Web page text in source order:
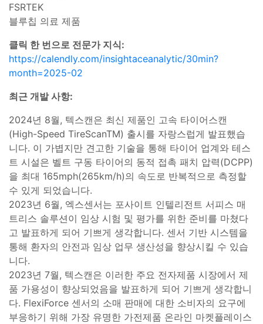
FSRTEK
블루칩 의료 제품
클릭 한 번으로 전문가 지식:
https://calendly.com/insightaceanalytic/30min?
month=2025-02
최근 개발 사항:
2024년 8월, 텍스캔은 최신 제품인 고속 타이어스캔
(High-Speed TireScanTM) 출시를 자랑스럽게 발표했습
니다. 이 가볍지만 견고한 기술을 통해 타이어 업계와 테스
트 시설은 벨트 구동 타이어의 동적 접촉 패치 압력(DCPP)
을 최대 165mph(265km/h)의 속도로 반복적으로 측정할
수 있게 되었습니다.
2023년 6월, 엑스센서는 포사이트 인텔리전트 서피스 매
트리스 솔루션이 임상 시험 및 평가를 위한 준비를 마쳤다
고 발표하게 되어 기쁘게 생각합니다. 센서 기반 시스템을
통해 환자의 안전과 임상 업무 생산성을 향상시킬 수 있습
니다.
2023년 7월, 텍스캔은 이러한 주요 전자제품 시장에서 제
품 가용성이 향상되었음을 발표하게 되어 기쁘게 생각합니
다. FlexiForce 센서의 소매 판매에 대한 소비자의 요구에
부응하기 위해 가장 유명한 가전제품 온라인 마켓플레이스